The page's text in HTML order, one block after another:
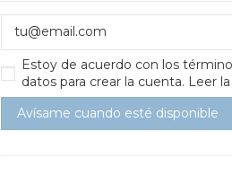
Estoy de acuerdo con los
datos para crear la cuenta. Leer